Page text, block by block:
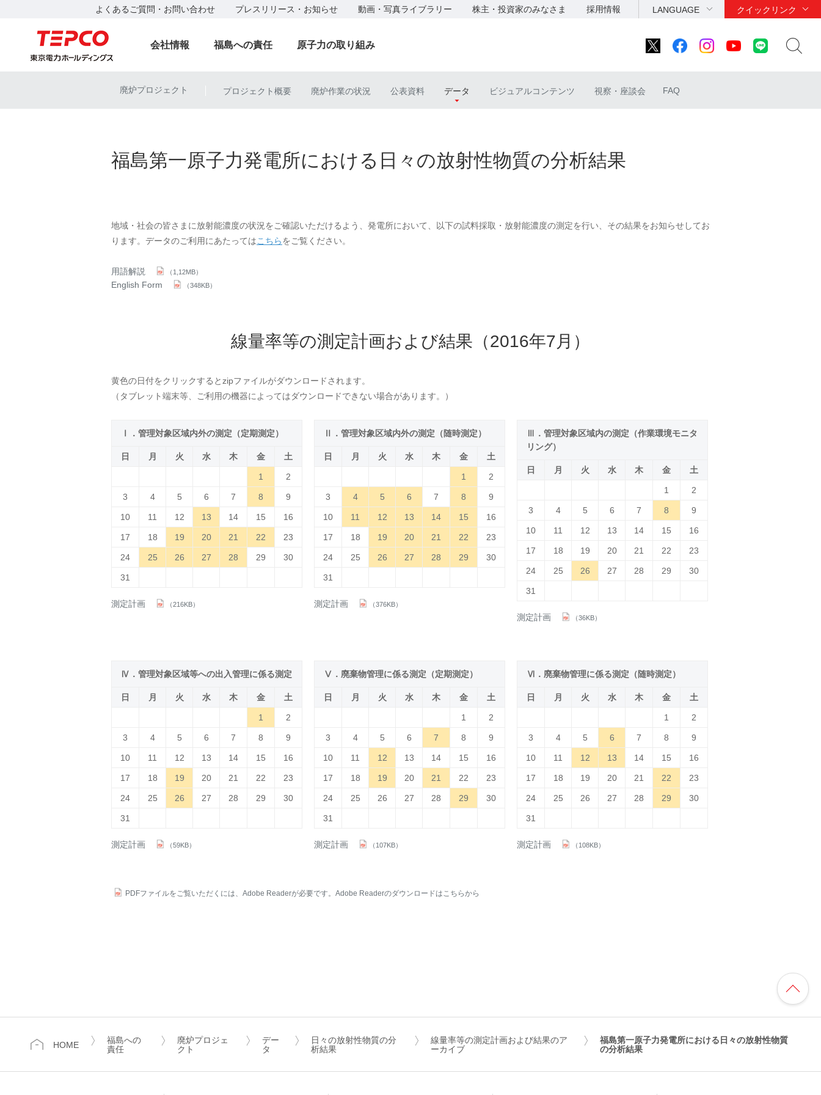
よくあるご質問・お問い合わせ プレスリリース・お知らせ 動画・写真ライブラリー 株主・投資家のみなさま 採用情報 LANGUAGE クイックリンク
会社情報 福島への責任 原子力の取り組み
廃炉プロジェクト プロジェクト概要 廃炉作業の状況 公表資料 データ ビジュアルコンテンツ 視察・座談会 FAQ
福島第一原子力発電所における日々の放射性物質の分析結果
地域・社会の皆さまに放射能濃度の状況をご確認いただけるよう、発電所において、以下の試料採取・放射能濃度の測定を行い、その結果をお知らせしてお
ります。データのご利用にあたってはこちらをご覧ください。
用語解説 （1,12MB）
English Form （348KB）
線量率等の測定計画および結果（2016年7月）
黄色の日付をクリックするとzipファイルがダウンロードされます。
（タブレット端末等、ご利用の機器によってはダウンロードできない場合があります。）
Ⅰ．管理対象区域内外の測定（定期測定）
日 月 火 水 木 金 土
1 2
3 4 5 6 7 8 9
10 11 12 13 14 15 16
17 18 19 20 21 22 23
24 25 26 27 28 29 30
31
測定計画 （216KB）
Ⅱ．管理対象区域内外の測定（随時測定）
日 月 火 水 木 金 土
1 2
3 4 5 6 7 8 9
10 11 12 13 14 15 16
17 18 19 20 21 22 23
24 25 26 27 28 29 30
31
測定計画 （376KB）
Ⅲ．管理対象区域内の測定（作業環境モニタ
リング）
日 月 火 水 木 金 土
1 2
3 4 5 6 7 8 9
10 11 12 13 14 15 16
17 18 19 20 21 22 23
24 25 26 27 28 29 30
31
測定計画 （36KB）
Ⅳ．管理対象区域等への出入管理に係る測定
日 月 火 水 木 金 土
1 2
3 4 5 6 7 8 9
10 11 12 13 14 15 16
17 18 19 20 21 22 23
24 25 26 27 28 29 30
31
測定計画 （59KB）
Ⅴ．廃棄物管理に係る測定（定期測定）
日 月 火 水 木 金 土
1 2
3 4 5 6 7 8 9
10 11 12 13 14 15 16
17 18 19 20 21 22 23
24 25 26 27 28 29 30
31
測定計画 （107KB）
Ⅵ．廃棄物管理に係る測定（随時測定）
日 月 火 水 木 金 土
1 2
3 4 5 6 7 8 9
10 11 12 13 14 15 16
17 18 19 20 21 22 23
24 25 26 27 28 29 30
31
測定計画 （108KB）
PDFファイルをご覧いただくには、Adobe Readerが必要です。Adobe Readerのダウンロードはこちらから
HOME
福島への
責任
廃炉プロジェ
クト
デー
タ
日々の放射性物質の分
析結果
線量率等の測定計画および結果のア
ーカイブ
福島第一原子力発電所における日々の放射性物質
の分析結果